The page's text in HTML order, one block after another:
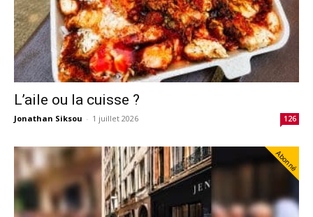
L’aile ou la cuisse ?
Jonathan Siksou - 1 juillet 2026 126
Abonné